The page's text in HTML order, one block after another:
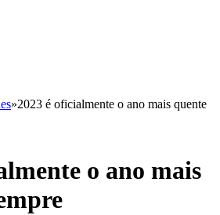
»2023 é oficialmente o ano mais quente
o ano mais